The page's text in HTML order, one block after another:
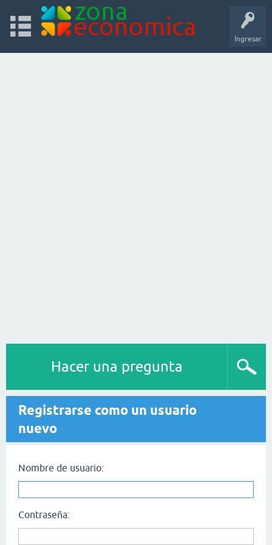
Ingresar
Hacer una pregunta
Registrarse como un usuario
nuevo
Nombre de usuario:
Contraseña: